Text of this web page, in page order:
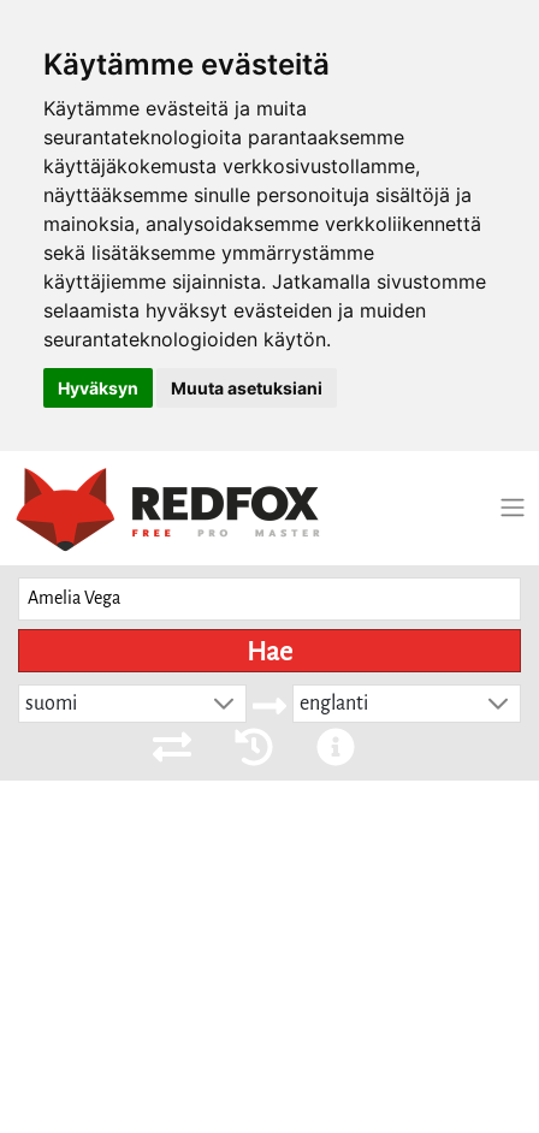
Käytämme evästeitä
Käytämme evästeitä ja muita
seurantateknologioita parantaaksemme
käyttäjäkokemusta verkkosivustollamme,
näyttääksemme sinulle personoituja sisältöjä ja
mainoksia, analysoidaksemme verkkoliikennettä
sekä lisätäksemme ymmärrystämme
käyttäjiemme sijainnista. Jatkamalla sivustomme
selaamista hyväksyt evästeiden ja muiden
seurantateknologioiden käytön.
Hyväksyn Muuta asetuksiani
Hae
suomi englanti